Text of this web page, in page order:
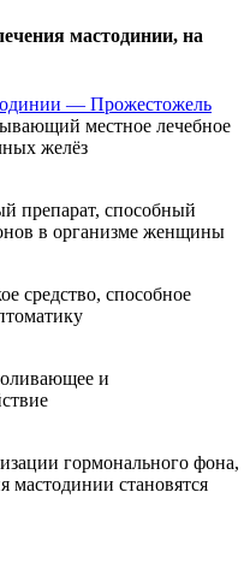
мастодинии, на
местное лечебное
желёз
препарат, способный
в организме женщины
средство, способное
и
гормонального фона,
мастодинии становятся